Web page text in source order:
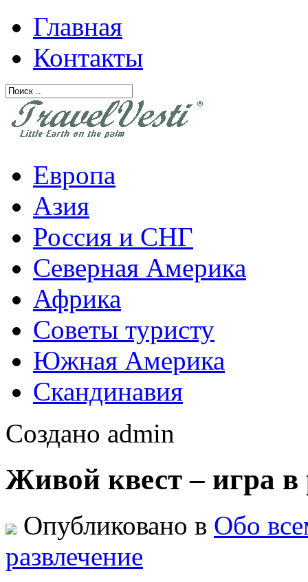
Главная
Контакты
Европа
Азия
Россия и СНГ
Северная Америка
Африка
Советы туристу
Южная Америка
Скандинавия
Создано admin
Живой квест – игра в
Опубликовано в Обо
развлечение